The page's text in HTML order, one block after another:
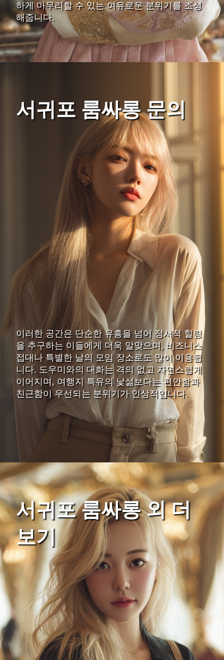
하게 마무리할 수 있는 여유로운 분위기를 조성
해줍니다.
서귀포 룸싸롱 문의
이러한 공간은 단순한 유흥을 넘어 정서적 힐링
을 추구하는 이들에게 더욱 알맞으며, 비즈니스
접대나 특별한 날의 모임 장소로도 많이 이용됩
니다. 도우미와의 대화는 격의 없고 자연스럽게
이어지며, 여행지 특유의 낯섦보다는 편안함과
친근함이 우선되는 분위기가 인상적입니다.
서귀포 룸싸롱 외 더
보기